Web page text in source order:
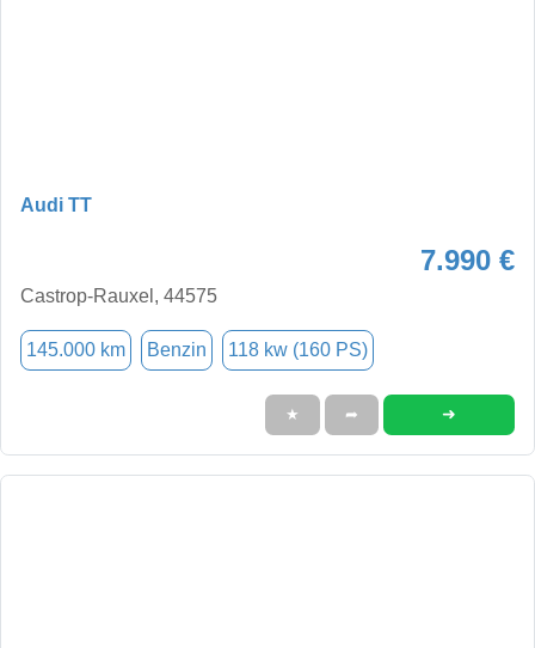
Audi TT
7.990 €
Castrop-Rauxel, 44575
145.000 km Benzin 118 kw (160 PS)
★ ➦ ➜